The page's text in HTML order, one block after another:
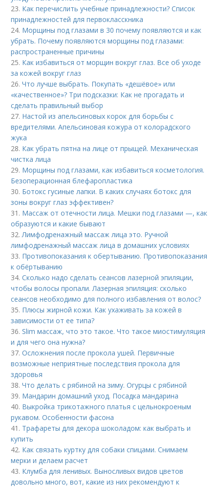
23. Как перечислить учебные принадлежности? Список
принадлежностей для первокласскника
24. Морщины под глазами в 30 почему появляются и как
убрать. Почему появляются морщины под глазами:
распространенные причины
25. Как избавиться от морщин вокруг глаз. Все об уходе
за кожей вокруг глаз
26.Что лучше выбрать. Покупать «дешёвое» или
«качественное»? Три подсказки: Как не прогадать и
сделать правильный выбор
27. Настой из апельсиновых корок для борьбы с
вредителями. Апельсиновая кожура от колорадского
жука
28. Как убрать пятна на лице от прыщей. Механическая
чистка лица
29. Морщины под глазами, как избавиться косметология.
Безоперационная блефаропластика
30. Ботокс гусиные лапки. В каких случаях ботокс для
зоны вокруг глаз эффективен?
31. Массаж от отечности лица. Мешки под глазами —, как
образуются и какие бывают
32.Лимфодренажный массаж лица это. Ручной
лимфодренажный массаж лица в домашних условиях
33. Противопоказания к обертыванию. Противопоказания
к обёртыванию
34.Сколько надо сделать сеансов лазерной эпиляции,
чтобы волосы пропали. Лазерная эпиляция: сколько
сеансов необходимо для полного избавления от волос?
35. Плюсы жирной кожи. Как ухаживать за кожей в
зависимости от ее типа?
36.Slim массаж, что это такое. Что такое миостимуляция
и для чего она нужна?
37.Осложнения после прокола ушей. Первичные
возможные неприятные последствия прокола для
здоровья
38.Что делать с рябиной на зиму. Огурцы с рябиной
39. Мандарин домашний уход. Посадка мандарина
40. Выкройка трикотажного платья с цельнокроеным
рукавом. Особенности фасона
41. Трафареты для декора шоколадом: как выбрать и
купить
42. Как связать куртку для собаки спицами. Снимаем
мерки и делаем расчет
43. Клумба для ленивых. Выносливых видов цветов
довольно много, вот, какие из них рекомендуют к